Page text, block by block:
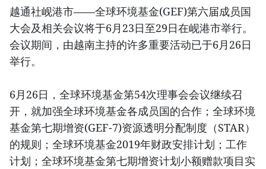
越通社岘港市——全球环境基金(GEF)第六届成员国
大会及相关会议将于6月23日至29日在岘港市举行。
会议期间，由越南主持的许多重要活动已于6月26日
举行。
6月26日，全球环境基金第54次理事会会议继续召
开，就加强全球环境基金各成员国的合作；全球环境
基金第七期增资(GEF-7)资源透明分配制度（STAR）
的规则；全球环境基金2019年财政安排计划；工作
计划；全球环境基金第七期增资计划小额赠款项目实